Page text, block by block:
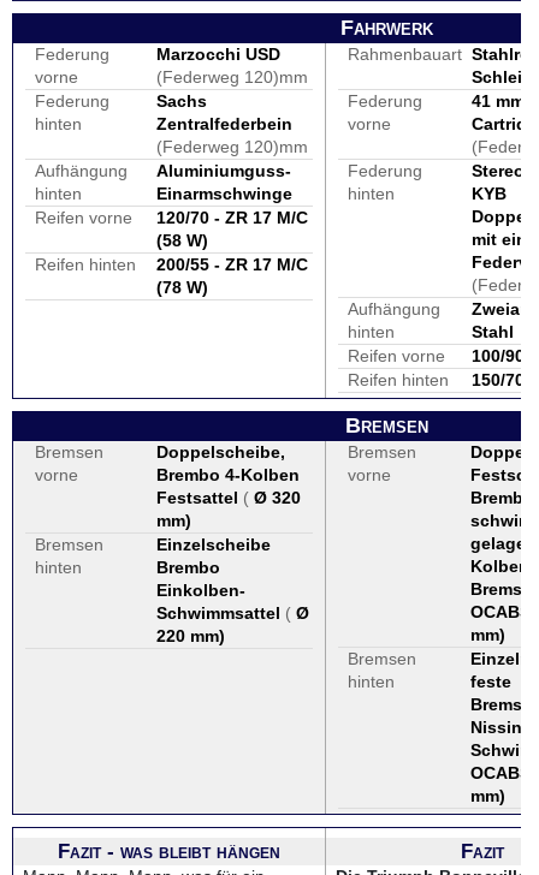
Fahrwerk
Federung
vorne
Marzocchi USD
(Federweg 120)mm
Federung
hinten
Sachs
Zentralfederbein
(Federweg 120)mm
Aufhängung
hinten
Aluminiumguss-
Einarmschwinge
Reifen vorne
120/70 - ZR 17 M/C
(58 W)
Reifen hinten
200/55 - ZR 17 M/C
(78 W)
Rahmenbauart
Federung
vorne
41 mm
Federung
hinten
Stereo-
KYB
mit
Aufhängung
hinten
Stahl
Reifen vorne
100/90-
Reifen hinten
150/70
Bremsen
Bremsen
vorne
Doppelscheibe,
Brembo 4-Kolben
Festsattel ( Ø 320
mm)
Bremsen
hinten
Einzelscheibe
Brembo
Einkolben-
Schwimmsattel ( Ø
220 mm)
Bremsen
vorne
Brembo,
Kolben-
OCABS
mm)
Bremsen
hinten
feste
Nissin
OCABS
mm)
Fazit - was bleibt hängen Fazit